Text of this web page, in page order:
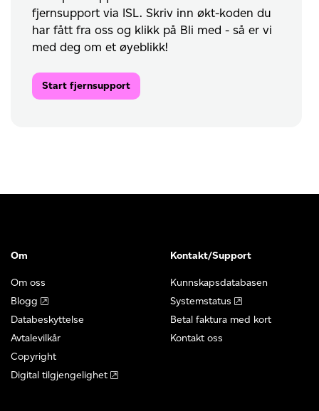
fjernsupport via ISL. Skriv inn økt-koden du
har fått fra oss og klikk på Bli med - så er vi
med deg om et øyeblikk!
Start fjernsupport
Om
Om oss
Blogg
Databeskyttelse
Avtalevilkår
Copyright
Digital tilgjengelighet
Kontakt/Support
Kunnskapsdatabasen
Systemstatus
Betal faktura med kort
Kontakt oss